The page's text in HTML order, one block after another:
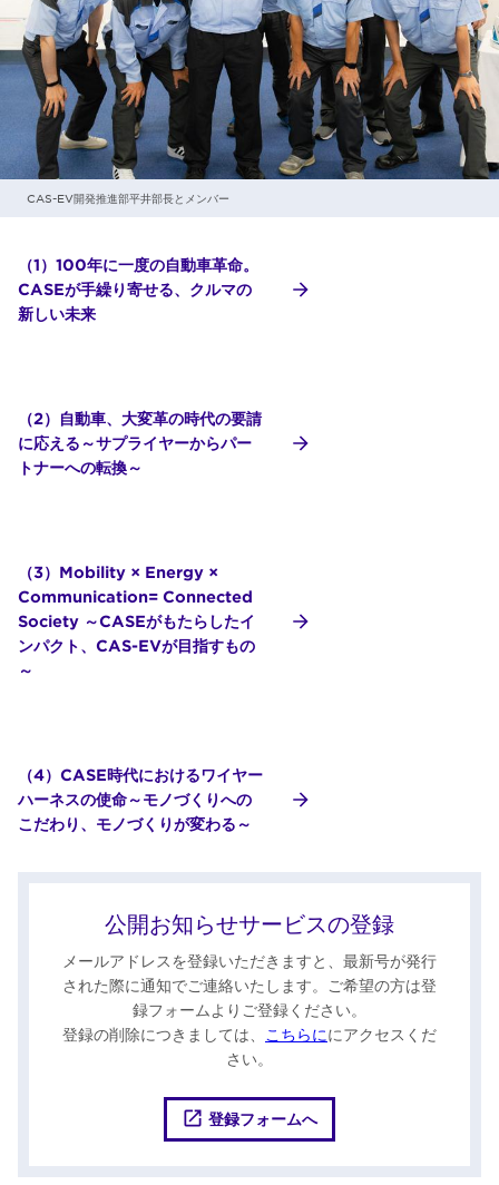
CAS-EV開発推進部平井部長とメンバー
（1）100年に一度の自動車革命。
CASEが手繰り寄せる、クルマの
新しい未来
（2）自動車、大変革の時代の要請
に応える～サプライヤーからパー
トナーへの転換～
（3）Mobility × Energy ×
Communication= Connected
Society ～CASEがもたらしたイ
ンパクト、CAS-EVが目指すもの
～
（4）CASE時代におけるワイヤー
ハーネスの使命～モノづくりへの
こだわり、モノづくりが変わる～
公開お知らせサービスの登録
メールアドレスを登録いただきますと、最新号が発行
された際に通知でご連絡いたします。ご希望の方は登
録フォームよりご登録ください。
登録の削除につきましては、
こちらににアクセスくだ
さい。
登録フォームへ